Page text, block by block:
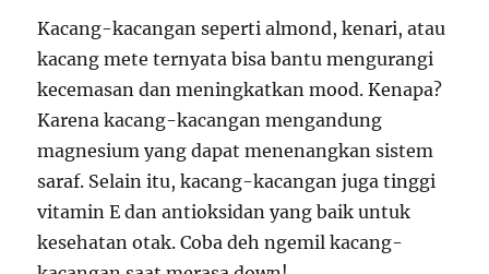
Kacang-kacangan seperti almond, kenari, atau
kacang mete ternyata bisa bantu mengurangi
kecemasan dan meningkatkan mood. Kenapa?
Karena kacang-kacangan mengandung
magnesium yang dapat menenangkan sistem
saraf. Selain itu, kacang-kacangan juga tinggi
vitamin E dan antioksidan yang baik untuk
kesehatan otak. Coba deh ngemil kacang-